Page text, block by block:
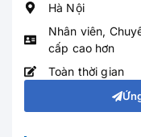
Hà Nội
Nhân viên,
cấp cao hơn
Toàn thời gian